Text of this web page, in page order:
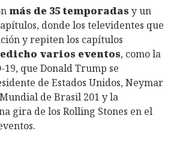
más de 35 temporadas y un
donde los televidentes que
y repiten los capítulos
varios eventos, como la
19, que Donald Trump se
de Estados Unidos, Neymar
de Brasil 201 y la
gira de los Rolling Stones en el